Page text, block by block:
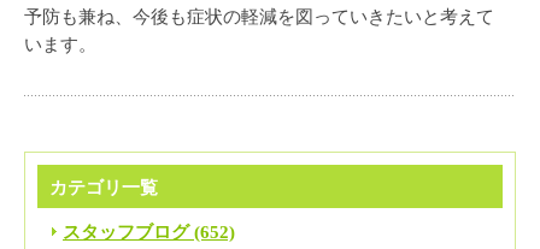
予防も兼ね、今後も症状の軽減を図っていきたいと考えて
います。
カテゴリ一覧
スタッフブログ (652)